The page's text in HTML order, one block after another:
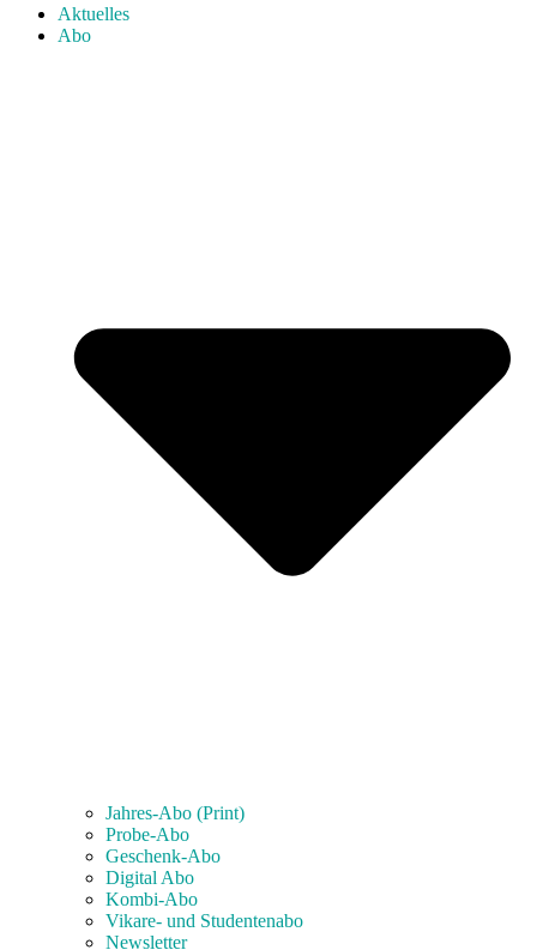
Aktuelles
Abo
Jahres-Abo (Print)
Probe-Abo
Geschenk-Abo
Digital Abo
Kombi-Abo
Vikare- und Studentenabo
Newsletter